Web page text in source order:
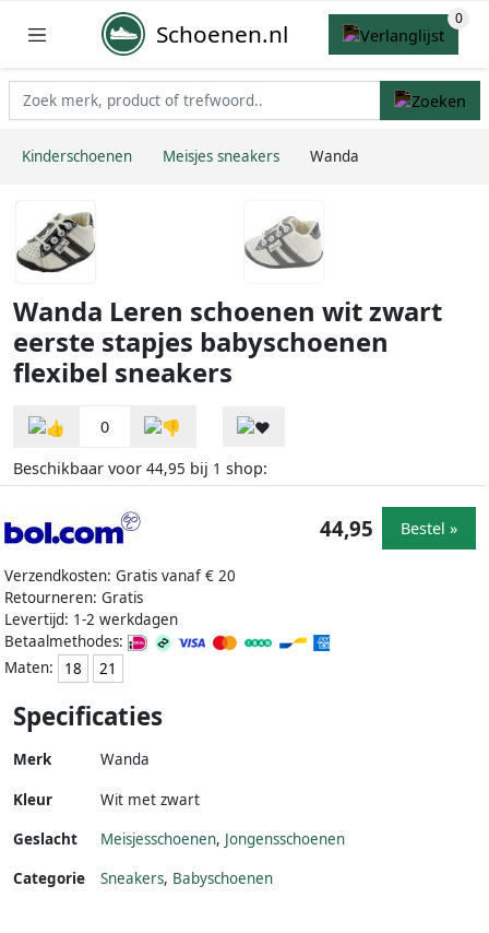
Schoenen.nl
Kinderschoenen Meisjes sneakers Wanda
Wanda Leren schoenen wit zwart
eerste stapjes babyschoenen
flexibel sneakers
0
Beschikbaar voor 44,95 bij 1 shop:
Verzendkosten: Gratis vanaf € 20
Retourneren: Gratis
Levertijd: 1-2 werkdagen
Betaalmethodes:
Maten:
18 21
44,95 Bestel »
Specificaties
Merk Wanda
Kleur
Wit met zwart
Geslacht
Meisjesschoenen, Jongensschoenen
Categorie
Sneakers, Babyschoenen